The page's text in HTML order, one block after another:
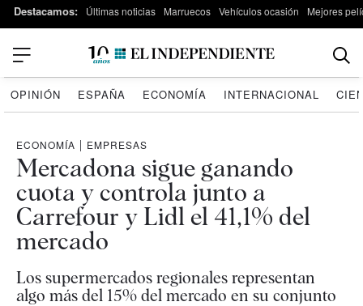
Destacamos: Últimas noticias Marruecos Vehículos ocasión Mejores
OPINIÓN ESPAÑA ECONOMÍA INTERNACIONAL
ECONOMÍA | EMPRESAS
Mercadona sigue ganando
cuota y controla junto a
Carrefour y Lidl el 41,1% del
mercado
Los supermercados regionales representan
algo más del 15% del mercado en su conjunto